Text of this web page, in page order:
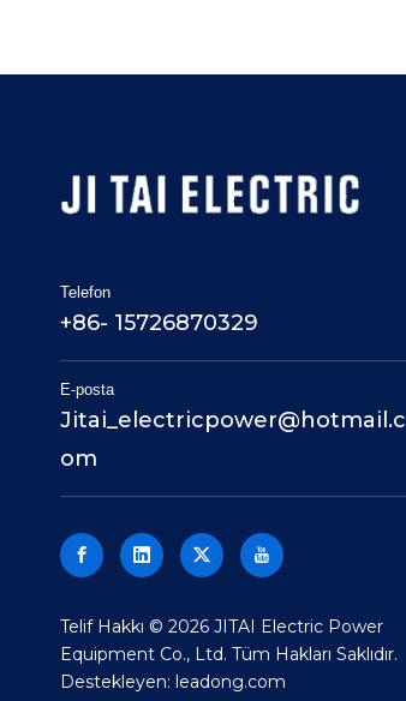
Telefon
+86- 15726870329
E-posta
Jitai_electricpower@hotmail.c
om
Telif Hakkı © 2026 JITAI Electric Power
Equipment Co., Ltd. Tüm Hakları Saklıdır.
Destekleyen: leadong.com